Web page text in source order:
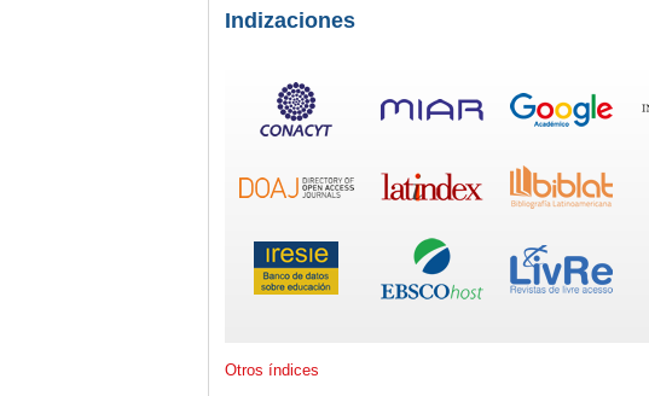
Indizaciones
Otros índices